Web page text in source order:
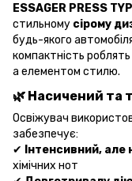
ESSAGER PRESS
стильному сірому
будь-якого
компактність
а елементом стилю.
🌿 Насичений та
Освіжувач
забезпечує:
✔ Інтенсивний,
хімічних нот